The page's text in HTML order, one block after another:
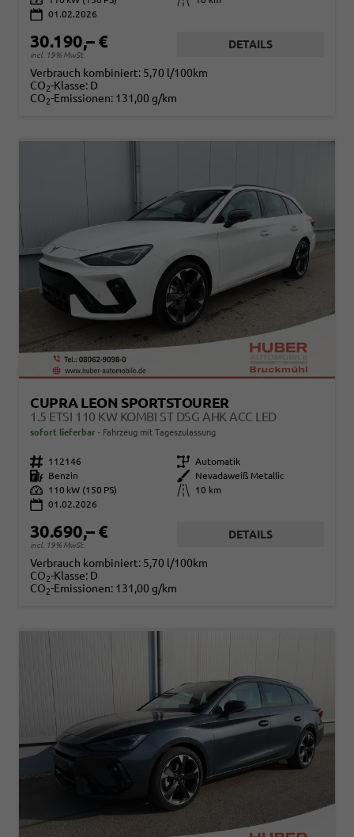
01.02.2026
30.190,– €
incl. 19% MwSt.
DETAILS
Verbrauch kombiniert: 5,70 l/100km
CO2-Klasse: D
CO2-Emissionen: 131,00 g/km
CUPRA LEON SPORTSTOURER
1.5 ETSI 110 KW KOMBI ST DSG AHK ACC LED
sofort lieferbar Fahrzeug mit Tageszulassung
Fahrzeugnr. 112146 Getriebe Automatik
Kraftstoff
Benzin Außenfarbe
Nevadaweiß Metallic
Leistung
110 kW (150 PS) Kilometerstand
10 km
01.02.2026
30.690,– €
incl. 19% MwSt.
DETAILS
Verbrauch kombiniert: 5,70 l/100km
CO2-Klasse: D
CO2-Emissionen: 131,00 g/km